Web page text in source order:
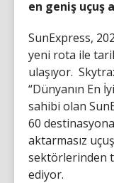
en geniş uçuş
SunExpress,
yeni rota ile
ulaşıyor.
“Dünyanın En
sahibi olan
60
aktarmasız
sektörlerinden
ediyor.